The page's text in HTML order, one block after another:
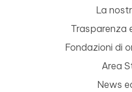
La
Trasparenza
Fondazioni di
Area
News